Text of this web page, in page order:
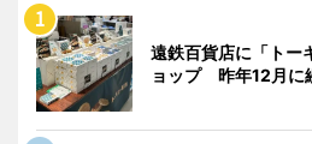
遠鉄百貨店に「トー
ョップ 昨年12月に